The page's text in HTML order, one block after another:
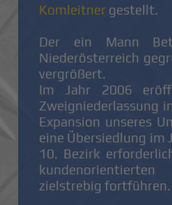
Komleitner gestellt.
Der ein Mann
Niederösterreich
vergrößert.
Im Jahr 2006
Zweigniederlassung
Expansion unseres
eine Übersiedlung im
10. Bezirk
zielstrebig fortführen.